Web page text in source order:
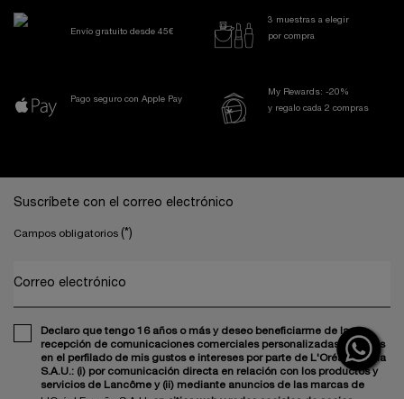
Envío gratuito desde 45€
3 muestras a elegir
por compra
Pago seguro con Apple Pay
My Rewards: -20%
y regalo cada 2 compras
Suscríbete con el correo electrónico
Campos obligatorios (*)
Correo electrónico
Declaro que tengo 16 años o más y deseo beneficiarme de la
recepción de comunicaciones comerciales personalizadas basadas
en el perfilado de mis gustos e intereses por parte de L'Oréal España
S.A.U.: (i) por comunicación directa en relación con los productos y
servicios de Lancôme y (ii) mediante anuncios de las marcas de